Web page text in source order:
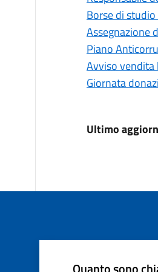
Borse di
Assegnazione
Piano
Avviso
Giornata
Ultimo